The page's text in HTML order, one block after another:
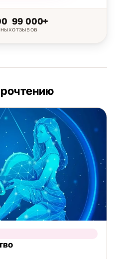
99 000+
отзывов